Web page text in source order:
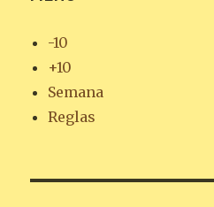
-10
+10
Semana
Reglas